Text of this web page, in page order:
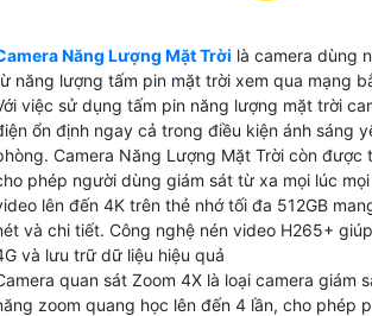
Xem qua mạng có hổ trợ thẻ nhớ
động độc lập
Năng Lượng Mặt Trời là camera dùng
năng lượng tấm pin mặt trời xem qua mạng
việc sử dụng tấm pin năng lượng mặt trời
ổn định ngay cả trong điều kiện ánh sáng
Camera Năng Lượng Mặt Trời còn được
phép người dùng giám sát từ xa mọi lúc
lên đến 4K trên thẻ nhớ tối đa 512GB
và chi tiết. Công nghệ nén video H265+
và lưu trữ dữ liệu hiệu quả
quan sát Zoom 4X là loại camera giám
zoom quang học lên đến 4 lần, cho phép